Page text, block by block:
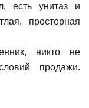
есть унитаз и
просторная
никто не
продажи.